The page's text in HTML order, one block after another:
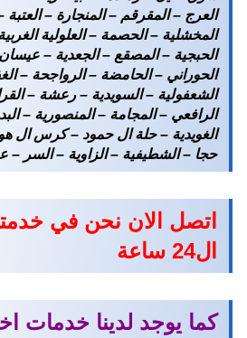
العرج – المقرقم – المنجارة –
المخشلية – الحصمة – العلولية
الحبجية – المصقع – الجعدية –
الحوراني – الحامضة – الرواجحة –
الشعفولية – السويدية – رعشة –
الرافعي – المجامة – المنصورية –
الغويدية – حلة ال حمود – كرس ال
حجا – الشطيفية – الزاوية – السر –
اتصل الان نحن في
ال24 ساعة
كما يوجد لدينا خدمات